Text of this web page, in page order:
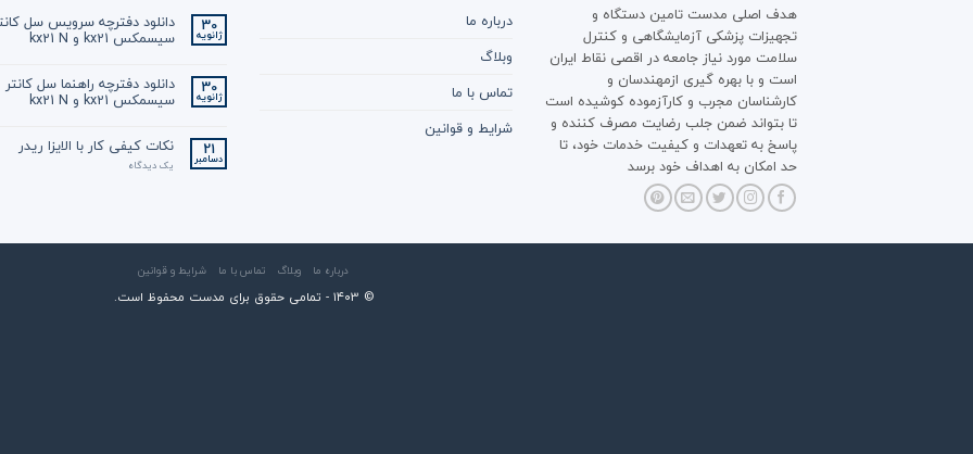
هدف اصلی مدست تامین دستگاه و
تجهیزات پزشکی آزمایشگاهی و کنترل
سلامت مورد نیاز جامعه در اقصی نقاط ایران
است و با بهره گیری ازمهندسان و
کارشناسان مجرب و کارآزموده کوشیده است
تا بتواند ضمن جلب رضایت مصرف کننده و
پاسخ به تعهدات و کیفیت خدمات خود، تا
حد امکان به اهداف خود برسد
درباره ما
وبلاگ
تماس با ما
شرایط و قوانین
30
ژانویه
دانلود دفترچه سرویس سل
سیسمکس kx21 و kx21 N
30
ژانویه
دانلود دفترچه راهنما سل کانتر
سیسمکس kx21 و kx21 N
21
دسامبر
نکات کیفی کار با الایزا ریدر
یک دیدگاه
درباره ما وبلاگ تماس با ما شرایط و قوانین
© ۱۴۰3 - تمامی حقوق برای مدست محفوظ است.